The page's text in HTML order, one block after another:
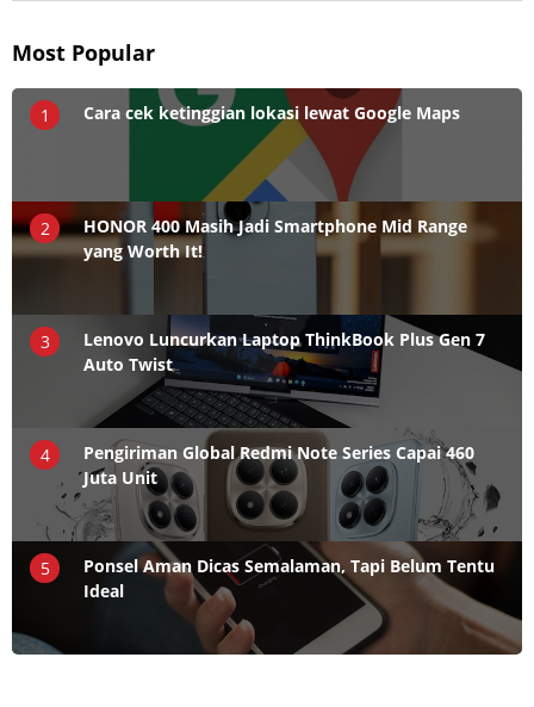
Most Popular
1 Cara cek ketinggian lokasi lewat Google Maps
2
HONOR 400 Masih Jadi Smartphone Mid Range
yang Worth It!
3
Lenovo Luncurkan Laptop ThinkBook Plus Gen 7
Auto Twist
4
Pengiriman Global Redmi Note Series Capai 460
Juta Unit
5
Ponsel Aman Dicas Semalaman, Tapi Belum Tentu
Ideal